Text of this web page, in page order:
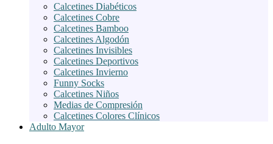
Calcetines Diabéticos
Calcetines Cobre
Calcetines Bamboo
Calcetines Algodón
Calcetines Invisibles
Calcetines Deportivos
Calcetines Invierno
Funny Socks
Calcetines Niños
Medias de Compresión
Calcetines Colores Clínicos
Adulto Mayor